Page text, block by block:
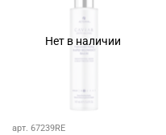
Нет в наличии
арт. 67239RE